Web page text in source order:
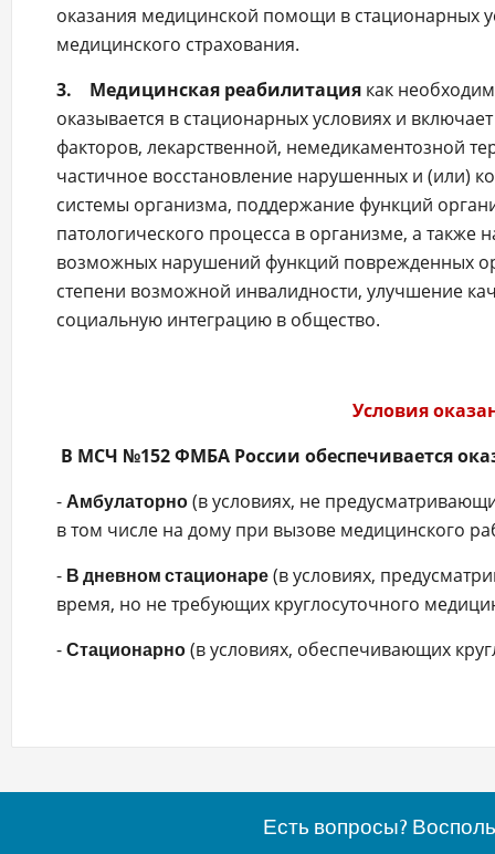
оказания медицинской помощи в стационарных
медицинского страхования.
3. Медицинская реабилитация как
оказывается в стационарных условиях и
факторов, лекарственной, немедикаментозной
частичное восстановление нарушенных и (или)
системы организма, поддержание функций
патологического процесса в организме, а
возможных нарушений функций поврежденных
степени возможной инвалидности, улучшение
социальную интеграцию в общество.
Условия
В МСЧ №152 ФМБА России обеспечивается
- Амбулаторно (в условиях, не
в том числе на дому при вызове медицинского
- В дневном стационаре (в условиях,
время, но не требующих круглосуточного
- Стационарно (в условиях, обеспечивающих
Есть вопросы?